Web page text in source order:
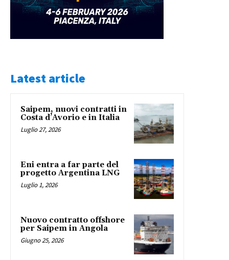
Latest article
Saipem, nuovi contratti in
Costa d’Avorio e in Italia
Luglio 27, 2026
Eni entra a far parte del
progetto Argentina LNG
Luglio 1, 2026
Nuovo contratto offshore
per Saipem in Angola
Giugno 25, 2026